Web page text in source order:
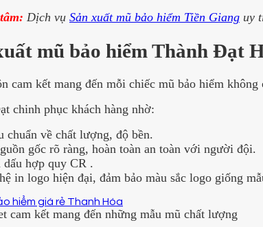
Dịch vụ Sản xuất mũ bảo hiểm Tiền Giang uy
mũ bảo hiểm Thành Đạt
cam kết mang đến mỗi chiếc mũ bảo hiểm
chinh phục khách hàng nhờ:
chuẩn về chất lượng, độ bền.
gốc rõ ràng, hoàn toàn an toàn với người đội.
hợp quy CR .
in logo hiện đại, đảm bảo màu sắc logo giống
cam kết mang đến những mẫu mũ chất lượng